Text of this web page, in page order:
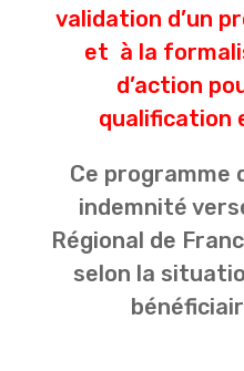
validation d’un
et à la
d’action
qualification
Ce programme
indemnité
Régional de
selon la